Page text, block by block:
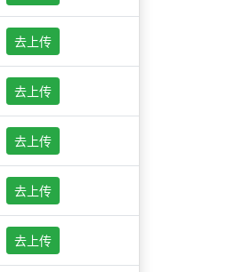
去上传
去上传
去上传
去上传
去上传